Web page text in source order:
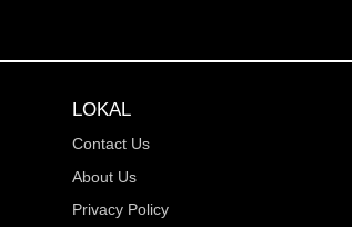
LOKAL
Contact Us
About Us
Privacy Policy